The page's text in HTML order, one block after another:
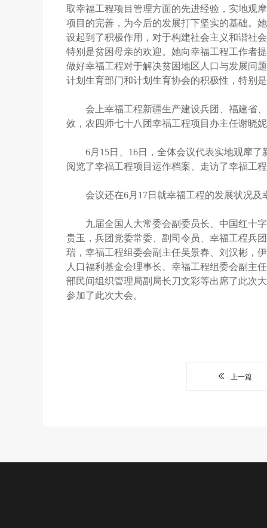
取幸福工程项目管理方面的先进经验，实地观
项目的完善，为今后的发展打下坚实的基础。
设起到了积极作用，对于构建社会主义和谐社
特别是贫困母亲的欢迎。她向幸福工程工作者
做好幸福工程对于解决贫困地区人口与发展问
计划生育部门和计划生育协会的积极性，特别
会上幸福工程新疆生产建设兵团、福建省、
效，农四师七十八团幸福工程项目办主任谢晓
6月15日、16日，全体会议代表实地观摩了
阅览了幸福工程项目运作档案、走访了幸福工
会议还在6月17日就幸福工程的发展状况及
九届全国人大常委会副委员长、中国红十字
贵玉，兵团党委常委、副司令员、幸福工程兵
瑞，幸福工程组委会副主任吴景春、刘汉彬，
人口福利基金会理事长、幸福工程组委会副主
部民间组织管理局副局长刀文彩等出席了此次
参加了此次大会。
上一篇